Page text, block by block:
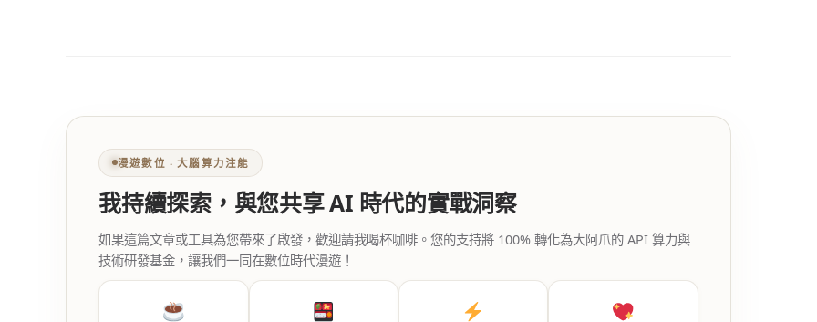
漫遊數位 ‧ 大腦算力注能
我持續探索，與您共享 AI 時代的實戰洞察
如果這篇文章或工具為您帶來了啟發，歡迎請我喝杯咖啡。您的支持將 100% 轉化為大阿爪的 API 算力與
技術研發基金，讓我們一同在數位時代漫遊！